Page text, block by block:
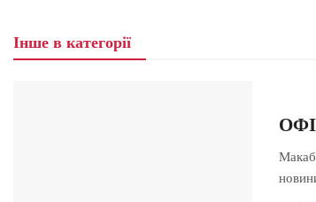
Інше в категорії